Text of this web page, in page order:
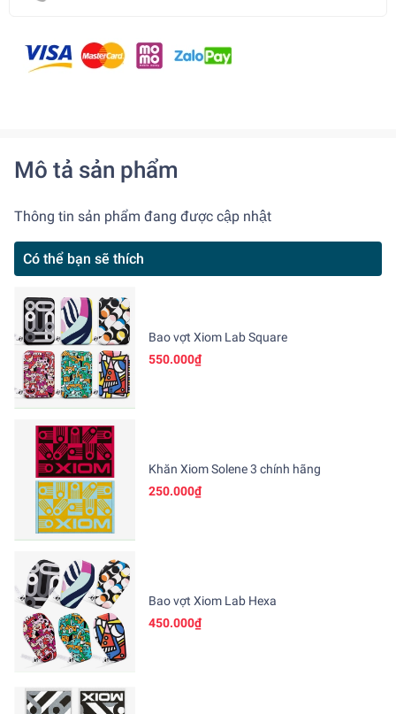
Mô tả sản phẩm
Thông tin sản phẩm đang được cập nhật
Có thể bạn sẽ thích
Bao vợt Xiom Lab Square
550.000₫
Khăn Xiom Solene 3 chính hãng
250.000₫
Bao vợt Xiom Lab Hexa
450.000₫